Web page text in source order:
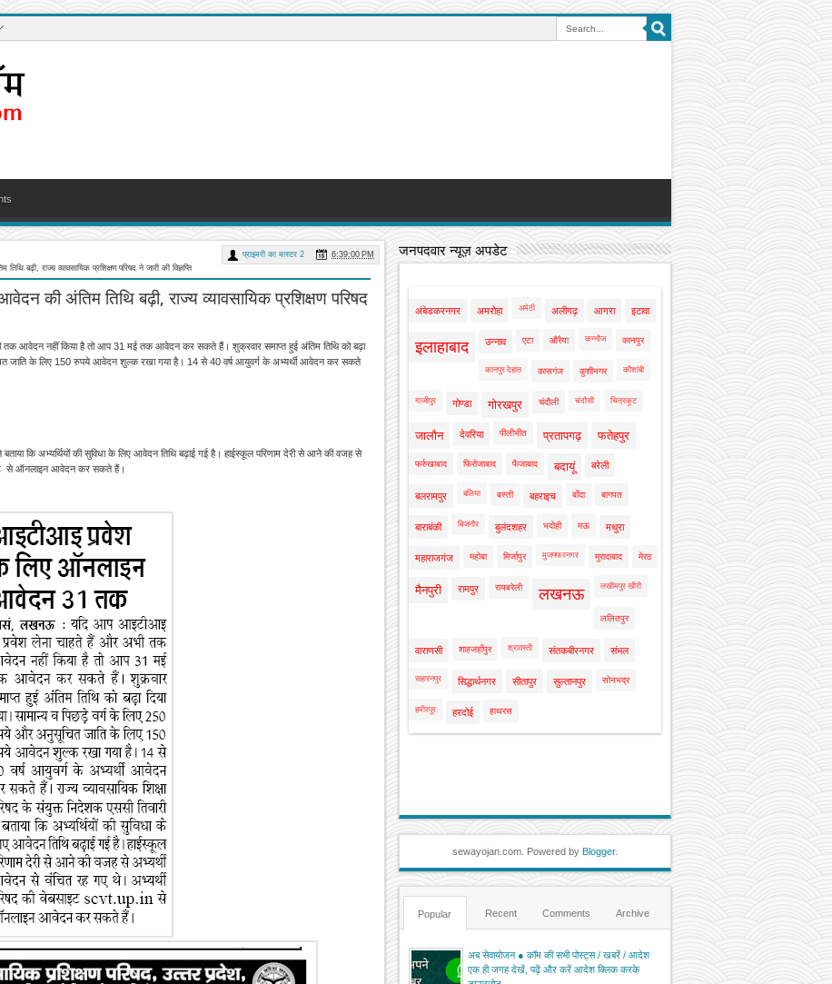
बढ़ी, राज्य व्यावसायिक प्रशिक्षण परिषद ने जारी की विज्ञप्ति
की अंतिम तिथि बढ़ी, राज्य व्यावसायिक प्रशिक्षण परिषद
प्राइमरी का मास्टर 2 6:39:00 PM
आवेदन नहीं किया है तो आप 31 मई तक आवेदन कर सकते हैं। शुक्रवार समाप्त हुई अंतिम तिथि को बढ़ा
जाति के लिए 150 रुपये आवेदन शुल्क रखा गया है। 14 से 40 वर्ष आयुवर्ग के अभ्यर्थी आवेदन कर सकते
बताया कि अभ्यर्थियों की सुविधा के लिए आवेदन तिथि बढ़ाई गई है। हाईस्कूल परिणाम देरी से आने की वजह से
से ऑनलाइन आवेदन कर सकते हैं।
जनपदवार न्यूज़ अपडेट
अंबेडकरनगर अमरोहा अमेठी अलीगढ़ आगरा इटावा
इलाहाबाद उन्नाव एटा औरैया कन्नौज कानपुर
कानपुर देहात कासगंज कुशीनगर कौशांबी
गाजीपुर गोण्डा गोरखपुर चंदौली चंदौसी चित्रकूट
जालौन देवरिया पीलीभीत प्रतापगढ़ फतेहपुर
फर्रुखाबाद फिरोजाबाद फैजाबाद बदायूं बरेली
बलरामपुर बलिया बस्ती बहराइच बाँदा बागपत
बाराबंकी बिजनौर बुलंदशहर भदोही मऊ मथुरा
महाराजगंज महोबा मिर्जापुर मुजफ्फरनगर मुरादाबाद मेरठ
मैनपुरी रामपुर रायबरेली लखनऊ लखीमपुर खीरी
ललितपुर
वाराणसी शाहजहाँपुर श्रावस्ती संतकबीरनगर संभल
सहारनपुर सिद्धार्थनगर सीतापुर सुल्तानपुर सोनभद्र
हमीरपुर हरदोई हाथरस
sewayojan.com. Powered by Blogger.
Popular Recent Comments Archive
अब सेवायोजन ● कॉम की सभी पोस्ट्स / खबरें / आदेश
एक ही जगह देखें, पढ़ें और करें आदेश क्लिक करके